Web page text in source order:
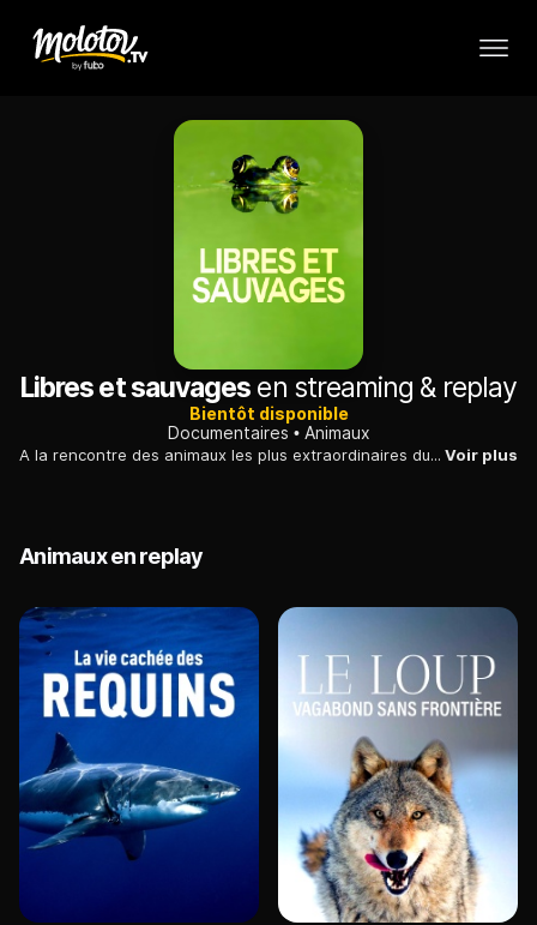
Libres et sauvages en streaming & replay
Bientôt disponible
Documentaires
Animaux
A la rencontre des animaux les plus extraordinaires du monde, pour découvrir leur comportement, leur environnement et leur alimentation... Voir plus
Animaux en replay